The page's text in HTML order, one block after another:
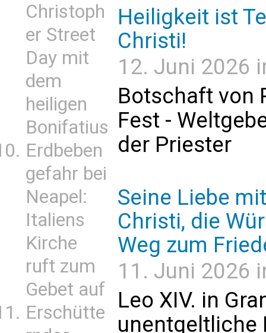
Christoph
er Street
Day mit
dem
heiligen
Bonifatius
Erdbeben
gefahr bei
Neapel:
Italiens
Kirche
ruft zum
Gebet auf
Erschütte
Heiligkeit ist
Christi!
12. Juni 2026
Botschaft von
Fest -
der Priester
Seine Liebe
Christi, die
Weg zum
11. Juni 2026
Leo XIV. in
unentgeltliche